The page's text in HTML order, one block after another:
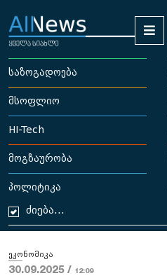
საზოგადოება
მსოფლიო
HI-Tech
მოგზაურობა
პოლიტიკა
ეკონომიკა
30.09.2025 / 12:09